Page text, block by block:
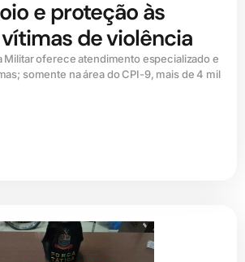
e proteção às
de violência
Militar oferece atendimento especializado e
somente na área do CPI-9, mais de 4 mil